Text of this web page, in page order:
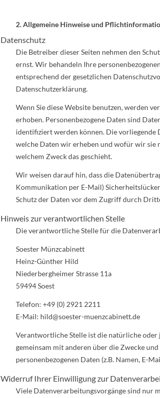
2. Allgemeine Hinweise und
Datenschutz
Die Betreiber dieser Seiten nehmen den
ernst. Wir behandeln Ihre
entsprechend der gesetzlichen
Datenschutzerklärung.
Wenn Sie diese Website benutzen, werden
erhoben. Personenbezogene Daten sind
identifiziert werden können. Die
welche Daten wir erheben und wofür wir sie
welchem Zweck das geschieht.
Wir weisen darauf hin, dass die
Kommunikation per E-Mail)
Schutz der Daten vor dem Zugriff durch
Hinweis zur verantwortlichen Stelle
Die verantwortliche Stelle für die
Soester Münzcabinett
Heinz-Günther Hild
Niederbergheimer Strasse 11a
59494 Soest
Telefon: +49 (0) 2921 2211
E-Mail: hild@soester-muenzcabinett.de
Verantwortliche Stelle ist die natürliche
gemeinsam mit anderen über die Zwecke
personenbezogenen Daten (z.B. Namen, E-
Widerruf Ihrer Einwilligung zur
Viele Datenverarbeitungsvorgänge sind nur